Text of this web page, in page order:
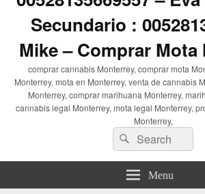
Secundario :
Mike – Comprar
comprar cannabis Monterrey, comprar mota
Monterrey, mota en Monterrey, venta de cannabis
Monterrey, comprar marihuana Monterrey,
cannabis legal Monterrey, mota legal Monterrey,
Monterrey,
Search
for:
Search
Menu